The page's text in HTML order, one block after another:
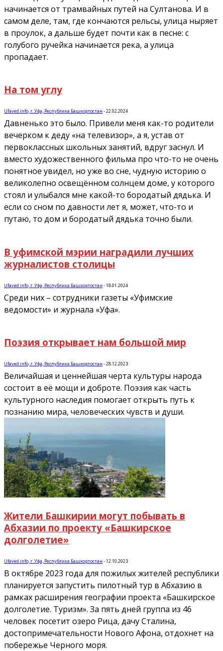
начинается от трамвайных путей на Султанова. И в
самом деле, там, где кончаются рельсы, улица ныряет
в проулок, а дальше будет почти как в песне: с
голубого ручейка начинается река, а улица
пропадает.
На том углу
Ufaved.info, г. Уфа, Республика Башкортостан -22.02.2024
Давненько это было. Привели меня как-то родители
вечерком к деду «на телевизор», а я, устав от
первоклассных школьных занятий, вдруг заснул. И
вместо художественного фильма про что-то не очень
понятное увидел, но уже во сне, чудную историю о
великолепно освещённом солнцем доме, у которого
стоял и улыбался мне какой-то бородатый дядька. И
если со сном по давности лет я, может, что-то и
путаю, то дом и бородатый дядька точно были.
В уфимской мэрии наградили лучших
журналистов столицы
Ufaved.info, г. Уфа, Республика Башкортостан -18.01.2024
Среди них – сотрудники газеты «Уфимские
ведомости» и журнала «Уфа».
Поэзия открывает нам большой мир
Ufaved.info, г. Уфа, Республика Башкортостан -28.12.2023
Величайшая и ценнейшая черта культуры народа
состоит в её мощи и доброте. Поэзия как часть
культурного наследия помогает открыть путь к
познанию мира, человеческих чувств и души.
Жители Башкирии могут побывать в
Абхазии по проекту «Башкирское
долголетие»
Ufaved.info, г. Уфа, Республика Башкортостан -12.10.2023
В октябре 2023 года для пожилых жителей республики
планируется запустить пилотный тур в Абхазию в
рамках расширения географии проекта «Башкирское
долголетие. Туризм». За пять дней группа из 46
человек посетит озеро Рица, дачу Сталина,
достопримечательности Нового Афона, отдохнет на
побережье Черного моря.